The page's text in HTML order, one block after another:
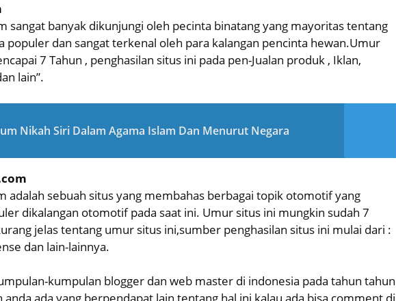
sangat banyak dikunjungi oleh pecinta binatang yang mayoritas tentang
populer dan sangat terkenal oleh para kalangan pencinta hewan.Umur
7 Tahun , penghasilan situs ini pada pen-Jualan produk , Iklan,
lain”.
Nikah Siri Dalam Agama Islam Dan Menurut Negara
adalah sebuah situs yang membahas berbagai topik otomotif yang
dikalangan otomotif pada saat ini. Umur situs ini mungkin sudah 7
jelas tentang umur situs ini,sumber penghasilan situs ini mulai dari :
dan lain-lainnya.
kumpulan blogger dan web master di indonesia pada tahun tahun